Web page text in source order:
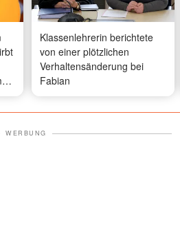
Klassenlehrerin berichtete
von einer plötzlichen
Verhaltensänderung bei
Fabian
WERBUNG